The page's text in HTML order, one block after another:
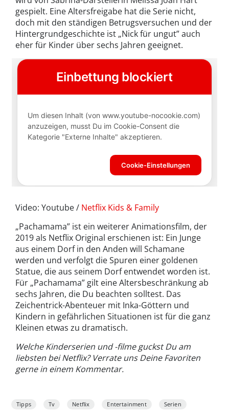
gespielt. Eine Altersfreigabe hat die Serie nicht,
doch mit den ständigen Betrugsversuchen und der
Hintergrundgeschichte ist „Nick für ungut” auch
eher für Kinder über sechs Jahren geeignet.
Video: Youtube / Netflix Kids & Family
„Pachamama” ist ein weiterer Animationsfilm, der
2019 als Netflix Original erschienen ist: Ein Junge
aus einem Dorf in den Anden will Schamane
werden und verfolgt die Spuren einer goldenen
Statue, die aus seinem Dorf entwendet worden ist.
Für „Pachamama” gilt eine Altersbeschränkung ab
sechs Jahren, die Du beachten solltest. Das
Zeichentrick-Abenteuer mit Inka-Göttern und
Kindern in gefährlichen Situationen ist für die ganz
Kleinen etwas zu dramatisch.
Welche Kinderserien und -filme guckst Du am
liebsten bei Netflix? Verrate uns Deine Favoriten
gerne in einem Kommentar.
Tipps Tv Netflix Entertainment Serien